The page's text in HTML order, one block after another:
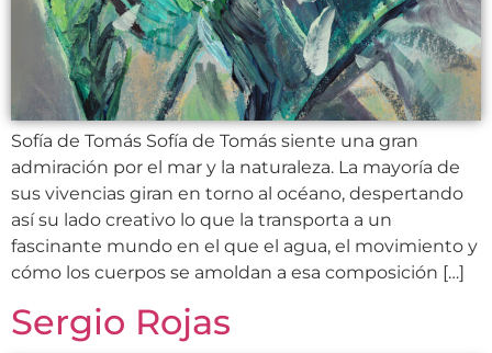
Sofía de Tomás Sofía de Tomás siente una gran
admiración por el mar y la naturaleza. La mayoría de
sus vivencias giran en torno al océano, despertando
así su lado creativo lo que la transporta a un
fascinante mundo en el que el agua, el movimiento y
cómo los cuerpos se amoldan a esa composición […]
Sergio Rojas